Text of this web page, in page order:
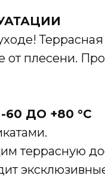
от плесени.
ДО +80 °C
террасную